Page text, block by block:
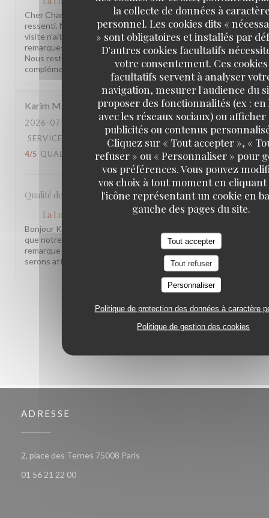
la collecte de données à
personnel. Les cookies dits «
» sont obligatoires et installés par
D'autres cookies facultatifs
votre consentement. Ces cookies
facultatifs servent à analyser
navigation, mesurer l'audience du
proposer des fonctionnalités (ex : en
avec les réseaux sociaux) ou afficher
publicités ou contenus
Cliquez sur « Tout accepter », «
refuser » ou « Personnaliser » pour
vos préférences. Vous pouvez
vos choix à tout moment en
l'icône représentant un cookie en
gauche des pages du site.
Tout accepter
Tout refuser
Personnaliser
Politique de protection des données à caractère
Politique de gestion des cookies
Cher Charles, Merci d'avoir pris le temps de partager votre
ressenti. Nous sommes sincèrement désolés que votre
visite n'ait pas été à la hauteur de vos attentes. Vos
remarques sont précieuses et nous les prenons à cœur.
Nous restons à votre disposition pour tout échange
complémentaire. L'équipe de la Brasserie La Lorraine
Karim M
2026-07-17
- 20:30 - COUVERTS 2
SERVICE
AMBIANCE CUISINE
:
4/5 QUALITÉ / PRIX: 3/5
Qualité des plats, cadre et amabilité de l’équipe
La Lorraine
a répondu à cet avis
Bonjour Karim, Merci pour ce retour ! Nous sommes ravis
que notre équipe et l'ambiance vous aient plu. Votre
remarque sur le rapport qualité-prix est notée, nous y
serons attentifs. À très bientôt !
ADRESSE
2, place des Ternes 75008 Paris
01 56 21 22 00